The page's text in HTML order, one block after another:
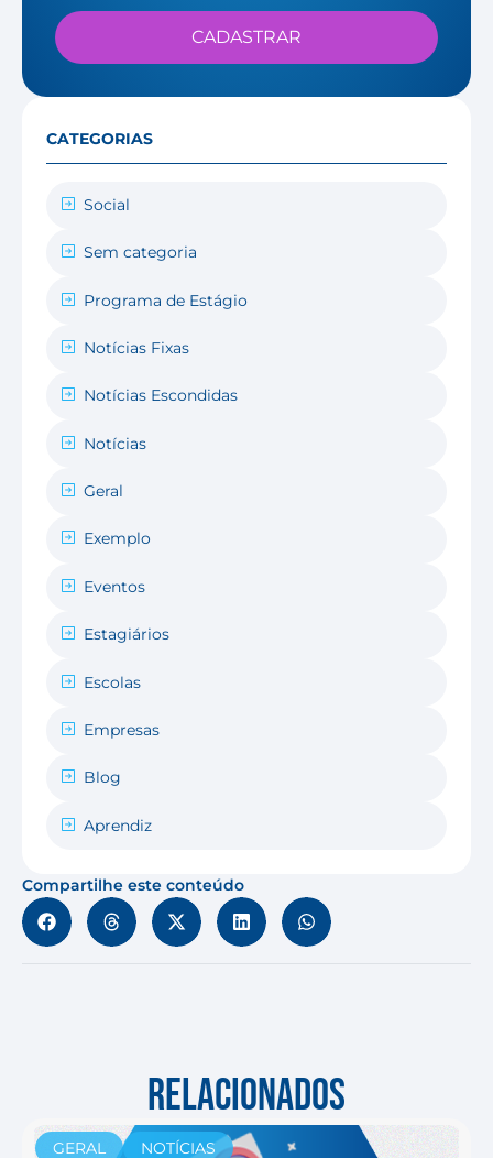
CADASTRAR
CATEGORIAS
Social
Sem categoria
Programa de Estágio
Notícias Fixas
Notícias Escondidas
Notícias
Geral
Exemplo
Eventos
Estagiários
Escolas
Empresas
Blog
Aprendiz
Compartilhe este conteúdo
RELACIONADOS
GERAL NOTÍCIAS